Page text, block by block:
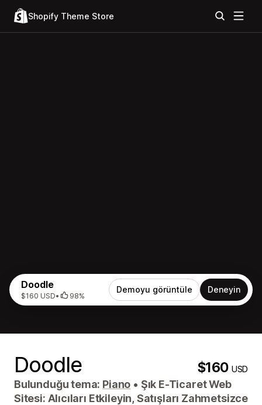
Shopify Theme Store
Doodle
$160 USD• 98%
Demoyu görüntüle Deneyin
Doodle $160USD
Bulunduğu tema: Piano • Şık E-Ticaret Web
Sitesi: Alıcıları Etkileyin, Satışları Zahmetsizce